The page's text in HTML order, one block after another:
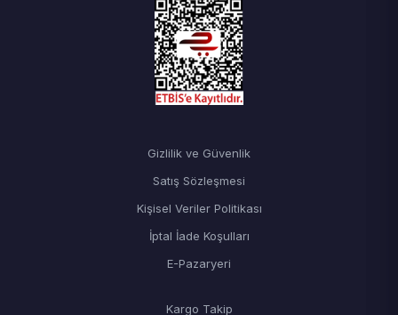
Gizlilik ve Güvenlik
Satış Sözleşmesi
Kişisel Veriler Politikası
İptal İade Koşulları
E-Pazaryeri
Kargo Takip